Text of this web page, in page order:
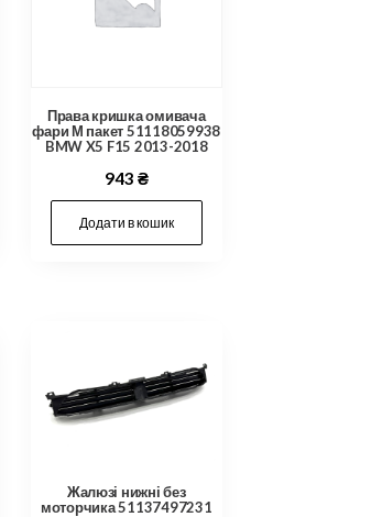
Права кришка омивача
фари М пакет 51118059938
BMW X5 F15 2013-2018
943 ₴
Додати в кошик
Жалюзі нижні без
моторчика 51137497231